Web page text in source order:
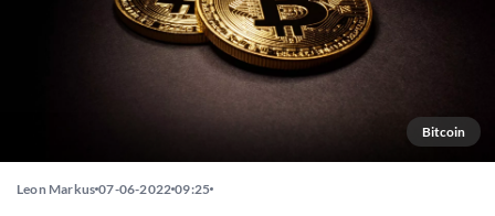
Bitcoin
Leon Markus 07-06-2022 09:25